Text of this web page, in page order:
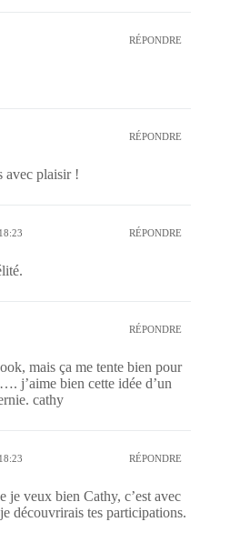
RÉPONDRE
RÉPONDRE
avec plaisir !
RÉPONDRE
RÉPONDRE
mais ça me tente bien pour
j’aime bien cette idée d’un
cathy
RÉPONDRE
je veux bien Cathy, c’est avec
découvrirais tes participations.